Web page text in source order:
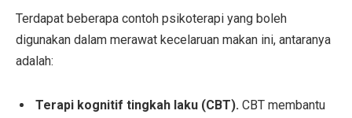
Terdapat beberapa contoh psikoterapi yang boleh
digunakan dalam merawat kecelaruan makan ini, antaranya
adalah:
Terapi kognitif tingkah laku (CBT). CBT membantu